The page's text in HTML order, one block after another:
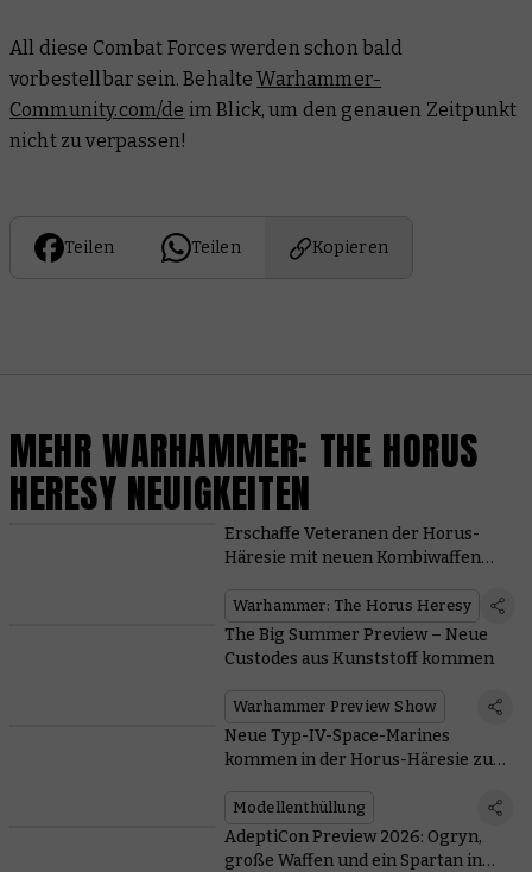
All diese Combat Forces werden schon bald
vorbestellbar sein. BehalteWarhammer-
Community.com/de im Blick, um den genauen Zeitpunkt
nicht zu verpassen!
Teilen Teilen Kopieren
MEHR WARHAMMER: THE HORUS
HERESY NEUIGKEITEN
Erschaffe Veteranen der Horus-
Häresie mit neuen Kombiwaffen
Warhammer: The Horus Heresy
The Big Summer Preview – Neue
Custodes aus Kunststoff kommen
Warhammer Preview Show
Neue Typ-IV-Space-Marines
kommen in der Horus-Häresie zum
Modellenthüllung
AdeptiCon Preview 2026: Ogryn,
große Waffen und ein Spartan in